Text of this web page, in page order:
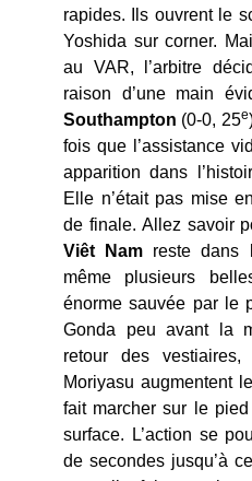
rapides. Ils ouvrent le
Yoshida sur corner.
au VAR, l’arbitre
raison d’une main
Southampton (0-0, 25e
fois que l’assistance
apparition dans
Elle n’était pas mise
de finale. Allez savoir
Viêt Nam reste dans
même plusieurs
énorme sauvée par le
Gonda peu avant la
retour des vestiaires,
Moriyasu augmentent
fait marcher sur le
surface. L’action se
de secondes jusqu’à